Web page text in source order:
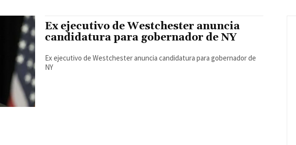
Ex ejecutivo de Westchester anuncia
candidatura para gobernador de NY
Ex ejecutivo de Westchester anuncia candidatura para gobernador de
NY